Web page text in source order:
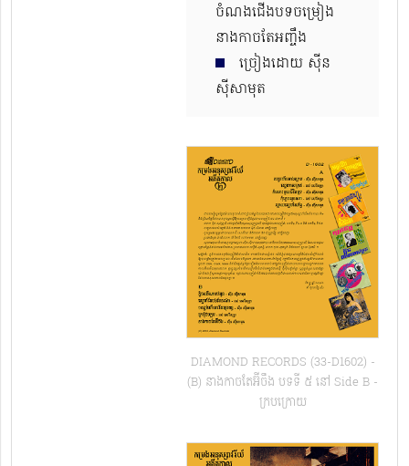
ចំណងជើងបទចម្រៀង
នាងកាចតែអញ្ចឹង
ច្រៀងដោយ ស៊ីន
ស៊ីសាមុត
DIAMOND RECORDS (33-D1602) -
(B) នាងកាចតែអ៊ីចឹង បទទី ៥ នៅ Side B -​
ក្របក្រោយ